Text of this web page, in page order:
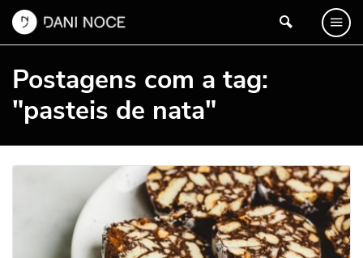
Postagens com a tag:
"pasteis de nata"